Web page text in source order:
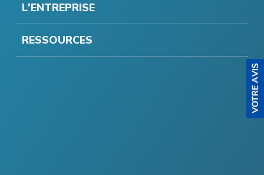
L'ENTREPRISE
RESSOURCES